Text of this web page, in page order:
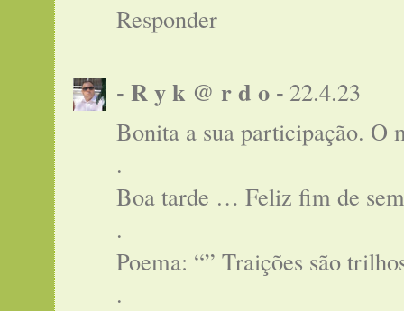
Responder
- R y k @ r d o - 22.4.23
Bonita a sua participação. O
.
Boa tarde … Feliz fim de
.
Poema: “” Traições são
.